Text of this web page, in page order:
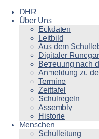
DHR
Über Uns
Eckdaten
Leitbild
Aus dem
Digitaler
Betreuung nach
Anmeldung zu
Termine
Zeittafel
Schulregeln
Assembly
Historie
Menschen
Schulleitung